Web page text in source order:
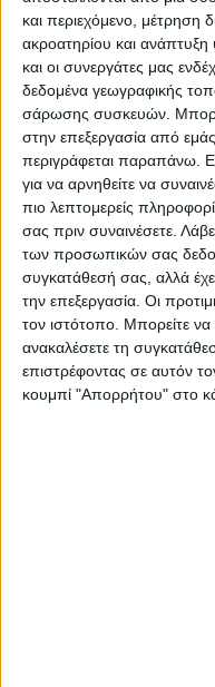
και περιεχόμενο, μέτρηση
ακροατηρίου και ανάπτυξη
και οι συνεργάτες μας
δεδομένα γεωγραφικής
σάρωσης συσκευών.
στην επεξεργασία από
περιγράφεται παραπάνω.
για να αρνηθείτε να
πιο λεπτομερείς
σας πριν συναινέσετε.
των προσωπικών σας
συγκατάθεσή σας, αλλά
την επεξεργασία. Οι
τον ιστότοπο. Μπορείτε να
ανακαλέσετε τη
επιστρέφοντας σε αυτόν
κουμπί "Απορρήτου" στο
εταιρεία που
υπηρεσίες
ελευθερία στον
σημαντικά για
Η Singer, με πάνω
παρουσίας και ένα
φήμης είναι
αξιοπιστίας και της
τη θέση της
ηλεκτρικών ειδών
H Toyotomi, ηγέτιδα
κλιματισμού με